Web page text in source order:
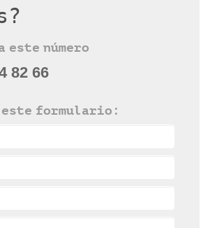
este número
82 66
este formulario: